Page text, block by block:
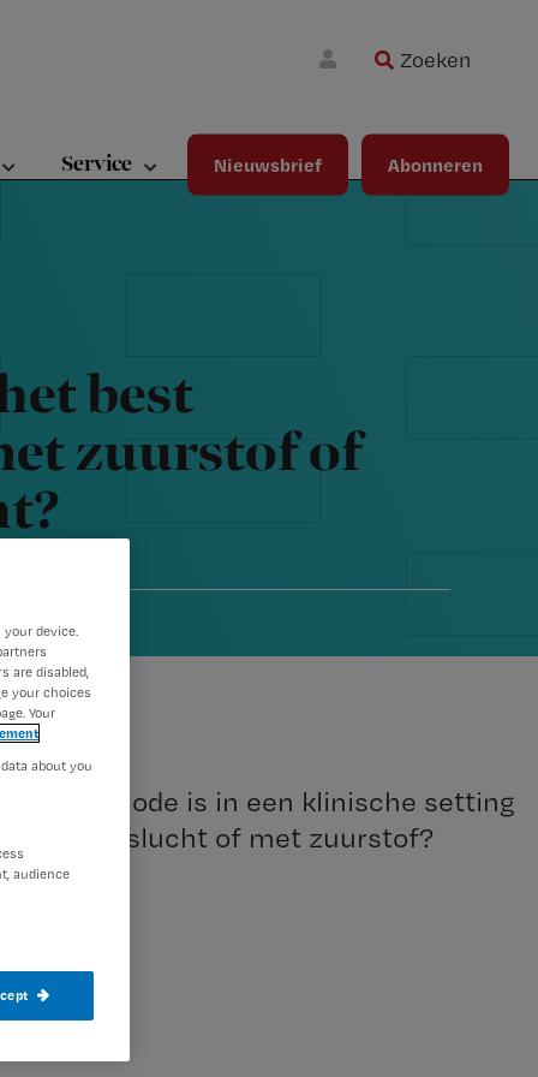
Zoeken
Service Nieuwsbrief Abonneren
best
zuurstof of
methode is in een klinische setting
met perslucht of met zuurstof?
device.
are disabled,
your choices
Your
about you
audience